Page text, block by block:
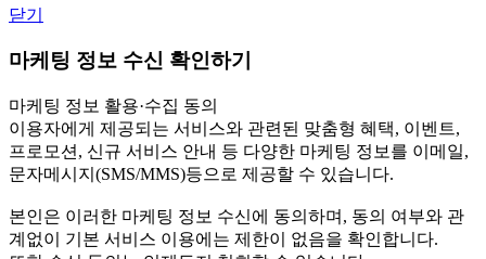
닫기
마케팅 정보 수신 확인하기
마케팅 정보 활용·수집 동의
이용자에게 제공되는 서비스와 관련된 맞춤형 혜택, 이벤트,
프로모션, 신규 서비스 안내 등 다양한 마케팅 정보를 이메일,
문자메시지(SMS/MMS)등으로 제공할 수 있습니다.
본인은 이러한 마케팅 정보 수신에 동의하며, 동의 여부와 관
계없이 기본 서비스 이용에는 제한이 없음을 확인합니다.